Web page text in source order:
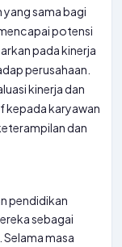
sama bagi
potensi
pada kinerja
perusahaan.
kinerja dan
kepada karyawan
dan
pendidikan
sebagai
masa